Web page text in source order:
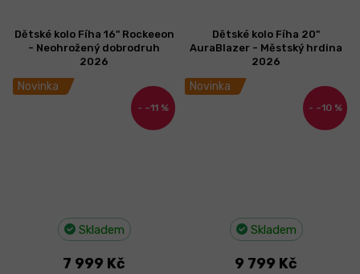
Novinka
–11 %
Dětské kolo Fíha 16" Rockeeon
- Neohrožený dobrodruh
2026
Skladem
7 999 Kč
Novinka
–10 %
Dětské kolo Fíha 20"
AuraBlazer - Městský hrdina
2026
Skladem
9 799 Kč